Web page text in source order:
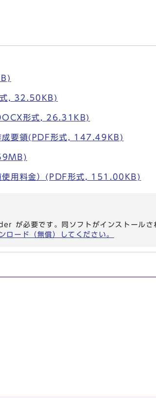
式, 32.50KB)
形式, 26.31KB)
成要領(PDF形式, 147.49KB)
使用料金）(PDF形式, 151.00KB)
が必要です。同ソフトがインストールさ
ード（無償）してください。